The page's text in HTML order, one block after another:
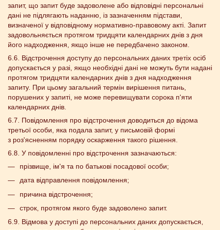
запит, що запит буде задоволене або відповідні персональні
дані не підлягають наданню, із зазначенням підстави,
визначеної у відповідному нормативно-правовому акті. Запит
задовольняється протягом тридцяти календарних днів з дня
його надходження, якщо інше не передбачено законом.
6.6. Відстрочення доступу до персональних даних третіх осіб
допускається у разі, якщо необхідні дані не можуть бути надані
протягом тридцяти календарних днів з дня надходження
запиту. При цьому загальний термін вирішення питань,
порушених у запиті, не може перевищувати сорока п'яти
календарних днів.
6.7. Повідомлення про відстрочення доводиться до відома
третьої особи, яка подала запит, у письмовій формі
з роз'ясненням порядку оскарження такого рішення.
6.8. У повідомленні про відстрочення зазначаються:
прізвище, ім'я та по батькові посадової особи;
дата відправлення повідомлення;
причина відстрочення;
строк, протягом якого буде задоволено запит.
6.9. Відмова у доступі до персональних даних допускається,